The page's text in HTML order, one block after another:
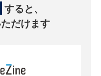
すると、
だけます